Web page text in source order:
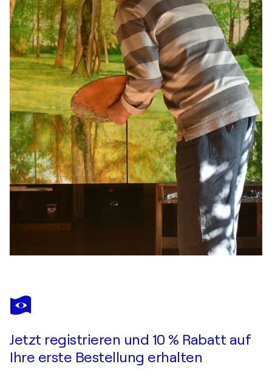
Jetzt registrieren und 10 % Rabatt auf
Ihre erste Bestellung erhalten